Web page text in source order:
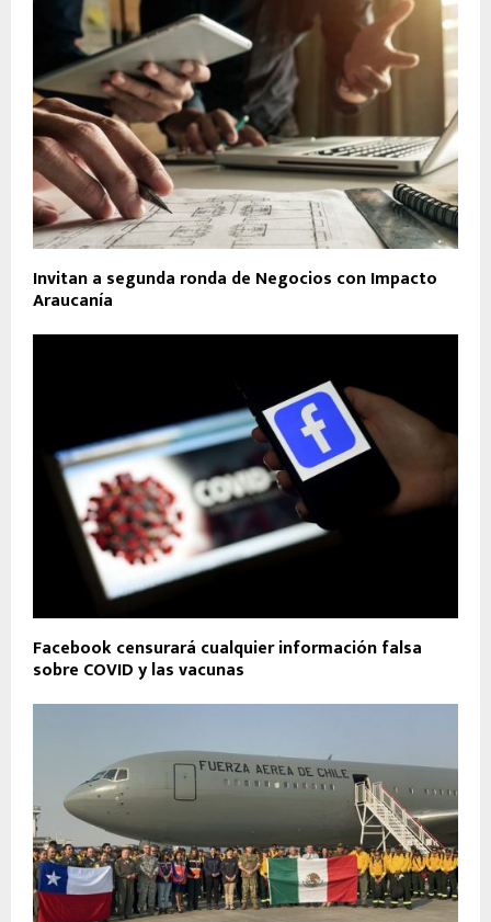
Invitan a segunda ronda de Negocios con Impacto
Araucanía
Facebook censurará cualquier información falsa
sobre COVID y las vacunas